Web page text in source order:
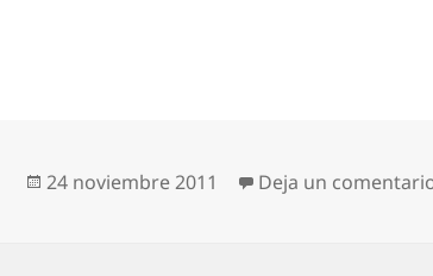
Publicado
24 noviembre 2011 Deja un